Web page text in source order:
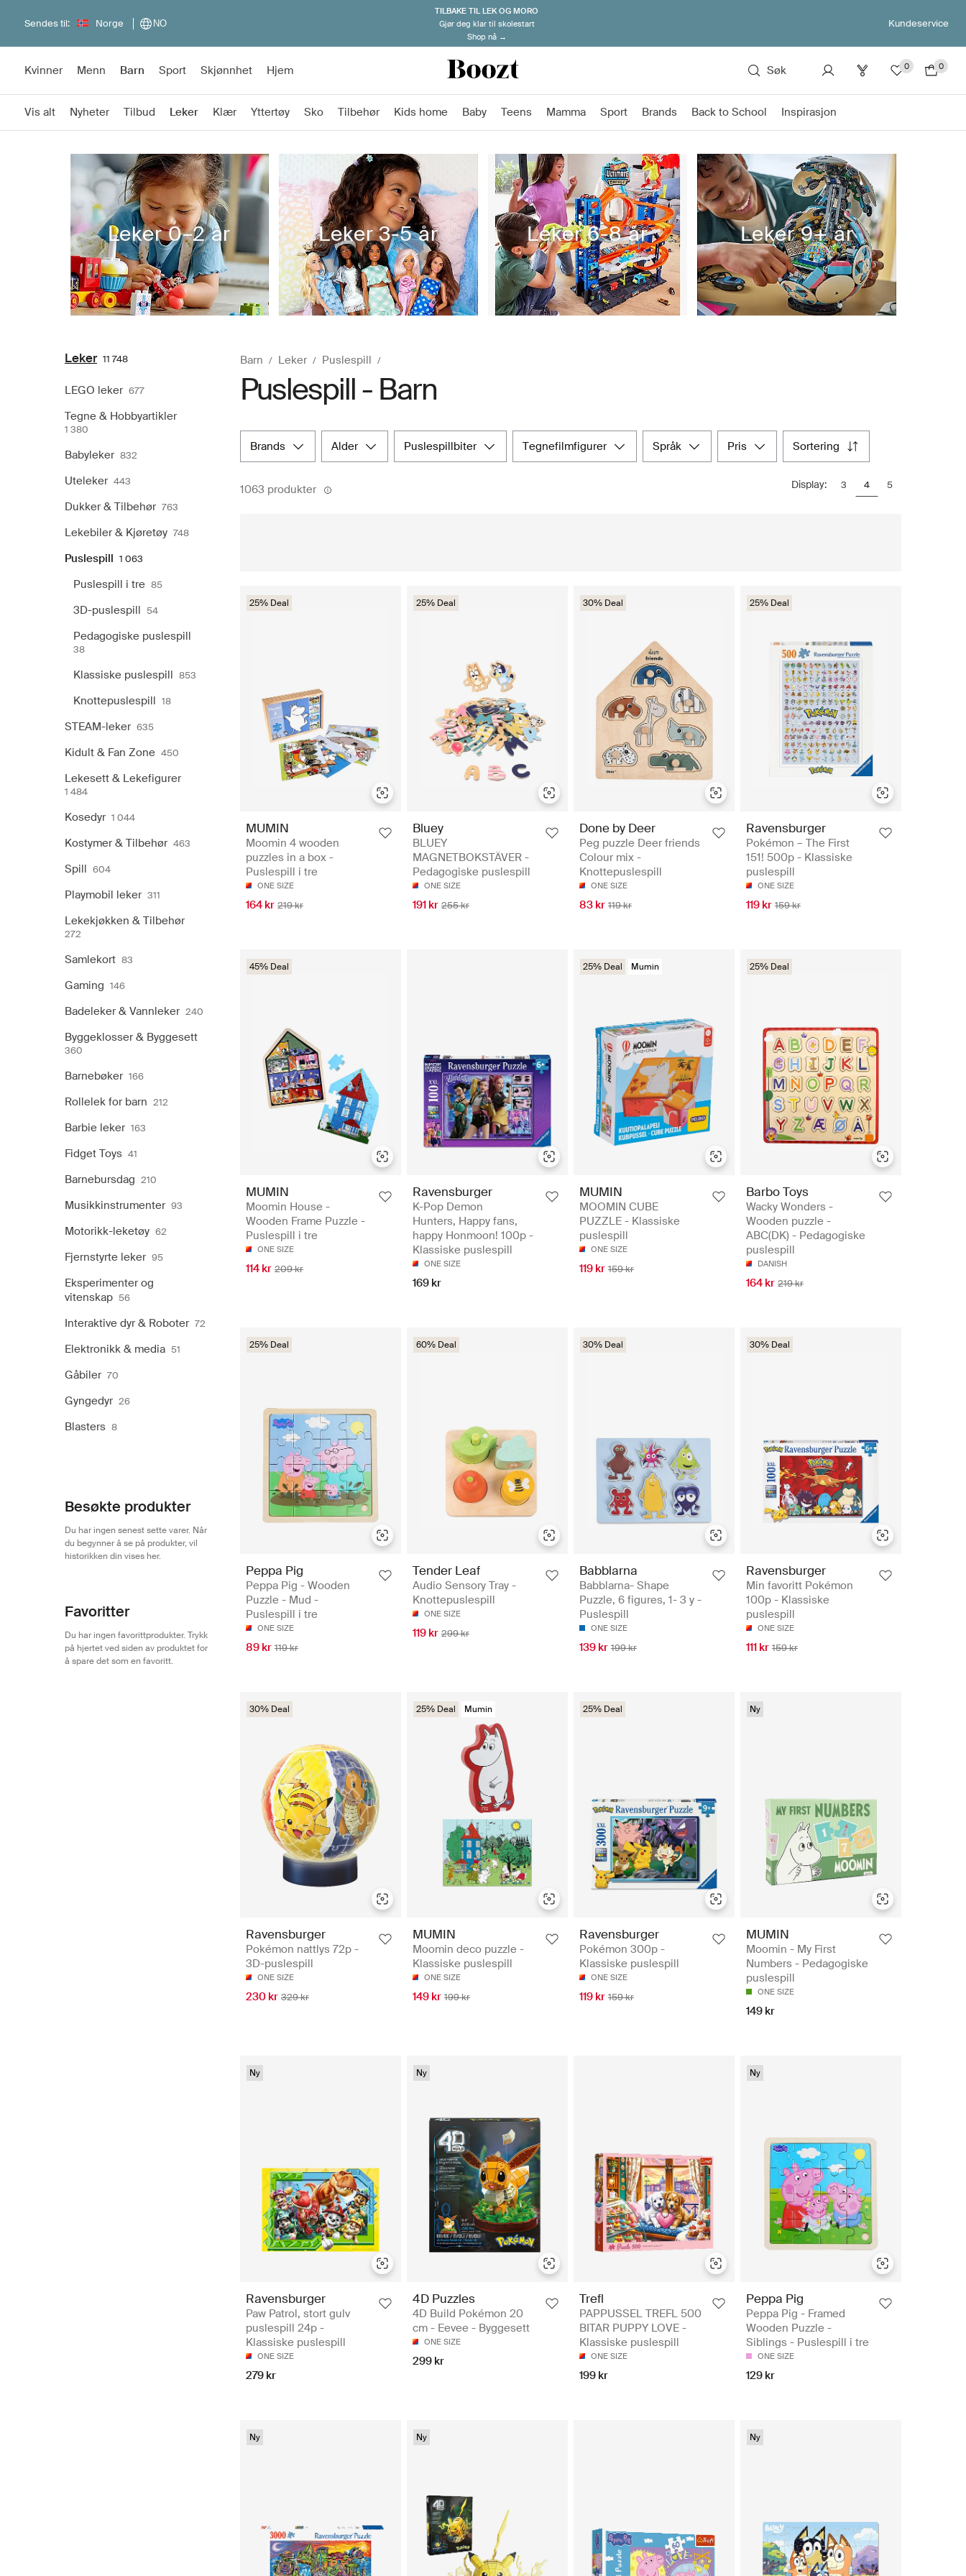
Sendes til: Norge NO
TILBAKE TIL LEK OG MORO
Gjør deg klar til skolestart
Shop nå →
Kundeservice
Kvinner Menn Barn Sport Skjønnhet Hjem Søk 0 0
Vis alt Nyheter Tilbud Leker Klær Yttertøy Sko Tilbehør Kids home Baby Teens Mamma Sport Brands Back to School Inspirasjon
Leker 0–2 år Leker 3-5 år Leker 6-8 år Leker 9+ år
Leker 11 748
LEGO leker 677
Tegne & Hobbyartikler
1 380
Babyleker 832
Uteleker 443
Dukker & Tilbehør 763
Lekebiler & Kjøretøy 748
Puslespill 1 063
Puslespill i tre 85
3D-puslespill 54
Pedagogiske puslespill
38
Klassiske puslespill 853
Knottepuslespill 18
STEAM-leker 635
Kidult & Fan Zone 450
Lekesett & Lekefigurer
1 484
Kosedyr 1 044
Kostymer & Tilbehør 463
Spill 604
Playmobil leker 311
Lekekjøkken & Tilbehør
272
Samlekort 83
Gaming 146
Badeleker & Vannleker 240
Byggeklosser & Byggesett
360
Barnebøker 166
Rollelek for barn 212
Barbie leker 163
Fidget Toys 41
Barnebursdag 210
Musikkinstrumenter 93
Motorikk-leketøy 62
Fjernstyrte leker 95
Eksperimenter og
vitenskap 56
Interaktive dyr & Roboter 72
Elektronikk & media 51
Gåbiler 70
Gyngedyr 26
Blasters 8
Besøkte produkter
Du har ingen senest sette varer. Når
du begynner å se på produkter, vil
historikken din vises her.
Favoritter
Du har ingen favorittprodukter. Trykk
på hjertet ved siden av produktet for
å spare det som en favoritt.
Barn Leker Puslespill
Puslespill - Barn
brands alder puslespillbiter tegnefilmfigurer språk pris sortering
1063 produkter Display: 3 4 5
25% Deal
MUMIN
Moomin 4 wooden
puzzles in a box -
Puslespill i tre
ONE SIZE
164 kr 219 kr
25% Deal
Bluey
BLUEY
MAGNETBOKSTÄVER -
Pedagogiske puslespill
ONE SIZE
191 kr 255 kr
30% Deal
Done by Deer
Peg puzzle Deer friends
Colour mix -
Knottepuslespill
ONE SIZE
83 kr 119 kr
25% Deal
Ravensburger
Pokémon – The First
151! 500p - Klassiske
puslespill
ONE SIZE
119 kr 159 kr
45% Deal
MUMIN
Moomin House -
Wooden Frame Puzzle -
Puslespill i tre
ONE SIZE
114 kr 209 kr
Ravensburger
K-Pop Demon
Hunters, Happy fans,
happy Honmoon! 100p -
Klassiske puslespill
ONE SIZE
169 kr
25% Deal Mumin
MUMIN
MOOMIN CUBE
PUZZLE - Klassiske
puslespill
ONE SIZE
119 kr 159 kr
25% Deal
Barbo Toys
Wacky Wonders -
Wooden puzzle -
ABC(DK) - Pedagogiske
puslespill
DANISH
164 kr 219 kr
25% Deal
Peppa Pig
Peppa Pig - Wooden
Puzzle - Mud -
Puslespill i tre
ONE SIZE
89 kr 119 kr
60% Deal
Tender Leaf
Audio Sensory Tray -
Knottepuslespill
ONE SIZE
119 kr 299 kr
30% Deal
Babblarna
Babblarna- Shape
Puzzle, 6 figures, 1- 3 y -
Puslespill
ONE SIZE
139 kr 199 kr
30% Deal
Ravensburger
Min favoritt Pokémon
100p - Klassiske
puslespill
ONE SIZE
111 kr 159 kr
30% Deal
Ravensburger
Pokémon nattlys 72p -
3D-puslespill
ONE SIZE
230 kr 329 kr
25% Deal Mumin
MUMIN
Moomin deco puzzle -
Klassiske puslespill
ONE SIZE
149 kr 199 kr
25% Deal
Ravensburger
Pokémon 300p -
Klassiske puslespill
ONE SIZE
119 kr 159 kr
Ny
MUMIN
Moomin - My First
Numbers - Pedagogiske
puslespill
ONE SIZE
149 kr
Ny
Ravensburger
Paw Patrol, stort gulv
puslespill 24p -
Klassiske puslespill
ONE SIZE
279 kr
Ny
4D Puzzles
4D Build Pokémon 20
cm - Eevee - Byggesett
ONE SIZE
299 kr
Trefl
PAPPUSSEL TREFL 500
BITAR PUPPY LOVE -
Klassiske puslespill
ONE SIZE
199 kr
Ny
Peppa Pig
Peppa Pig - Framed
Wooden Puzzle -
Siblings - Puslespill i tre
ONE SIZE
129 kr
Ny Ny Ny